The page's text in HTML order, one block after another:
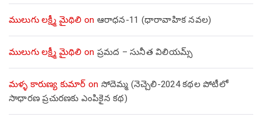
ములుగు లక్ష్మీ మైథిలి on ఆరాధన-11 (ధారావాహిక నవల)
ములుగు లక్ష్మీ మైథిలి on ప్రమద – సునీత విలియమ్స్
మళ్ళ కారుణ్య కుమార్ on సోదెమ్మ (నెచ్చెలి-2024 కథల పోటీలో
సాధారణ ప్రచురణకు ఎంపికైన కథ)